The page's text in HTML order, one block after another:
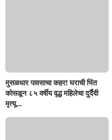
मुसळधार पावसाचा कहर! घराची भिंत
कोसळून ८५ वर्षीय वृद्ध महिलेचा दुर्दैवी
मृत्यू...